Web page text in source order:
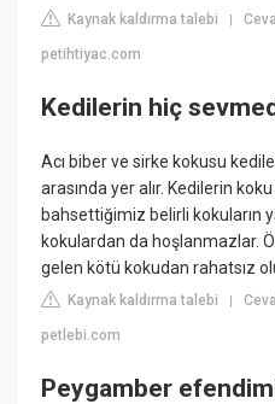
Kaynak kaldırma talebi |
petihtiyac.com
Kedilerin hiç
Acı biber ve sirke kokusu
arasında yer alır. Kedilerin
bahsettiğimiz belirli kokuların
kokulardan da hoşlanmazlar.
gelen kötü kokudan rahatsız
Kaynak kaldırma talebi |
petlebi.com
Peygamber